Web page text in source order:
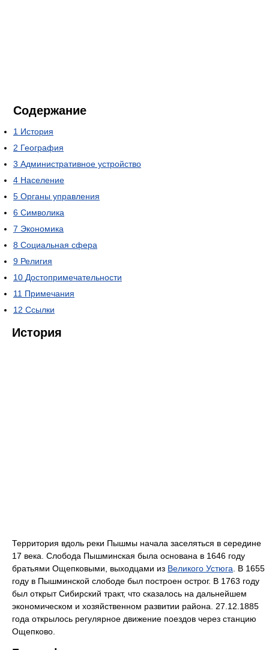
Содержание
1 История
2 География
3 Административное устройство
4 Население
5 Органы управления
6 Символика
7 Экономика
8 Социальная сфера
9 Религия
10 Достопримечательности
11 Примечания
12 Ссылки
История
Территория вдоль реки Пышмы начала заселяться в середине
17 века. Слобода Пышминская была основана в 1646 году
братьями Ощепковыми, выходцами из Великого Устюга . В 1655
году в Пышминской слободе был построен острог. В 1763 году
был открыт Сибирский тракт, что сказалось на дальнейшем
экономическом и хозяйственном развитии района. 27.12.1885
года открылось регулярное движение поездов через станцию
Ощепково.